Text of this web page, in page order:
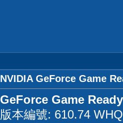
NVIDIA GeForce Game
GeForce Game
版本編號: 610.74